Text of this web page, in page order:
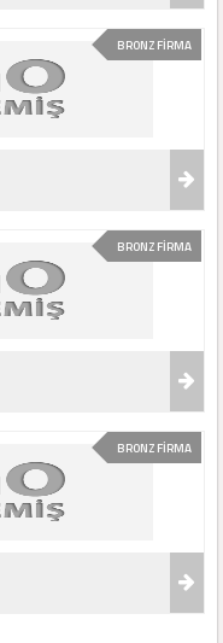
BRONZ FİRMA
BRONZ FİRMA
BRONZ FİRMA